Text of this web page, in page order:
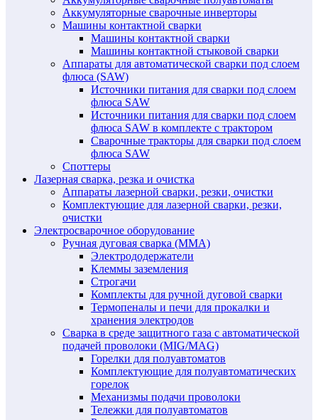
Аккумуляторные сварочные инверторы
Машины контактной сварки
Машины контактной сварки
Машины контактной стыковой сварки
Аппараты для автоматической сварки под слоем
флюса (SAW)
Источники питания для сварки под слоем
флюса SAW
Источники питания для сварки под слоем
флюса SAW в комплекте с трактором
Сварочные тракторы для сварки под слоем
флюса SAW
Споттеры
Лазерная сварка, резка и очистка
Аппараты лазерной сварки, резки, очистки
Комплектующие для лазерной сварки, резки,
очистки
Электросварочное оборудование
Ручная дуговая сварка (MMA)
Электрододержатели
Клеммы заземления
Строгачи
Комплекты для ручной дуговой сварки
Термопеналы и печи для прокалки и
хранения электродов
Сварка в среде защитного газа с автоматической
подачей проволоки (MIG/MAG)
Горелки для полуавтоматов
Комплектующие для полуавтоматических
горелок
Механизмы подачи проволоки
Тележки для полуавтоматов